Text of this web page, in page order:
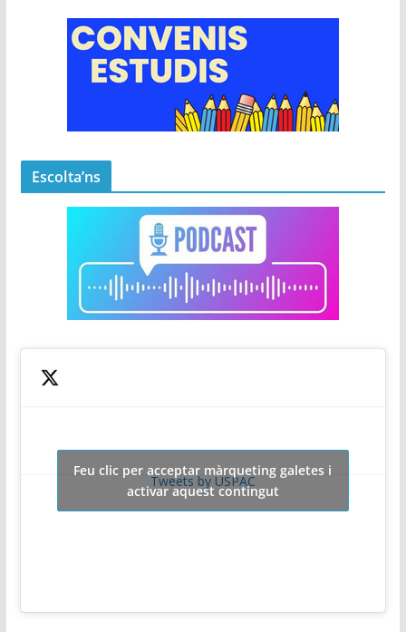
Escolta’ns
Tweets by USPAC
Feu clic per acceptar màrqueting galetes i
activar aquest contingut